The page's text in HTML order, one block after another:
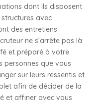
dont ils disposent
avec
des entretiens
ne s’arrête pas là
et préparé à votre
personnes que vous
sur leurs ressentis et
afin de décider de la
et affiner avec vous